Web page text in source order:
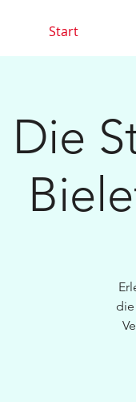
Start
Die
die